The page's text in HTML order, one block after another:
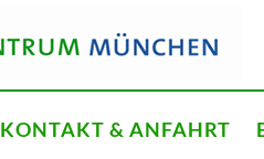
KONTAKT & ANFAHRT